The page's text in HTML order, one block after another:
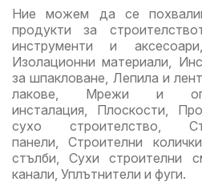
Ние можем да се
продукти за
инструменти и
Изолационни материали,
за шпакловане, Лепила и
лакове, Мрежи и
инсталация, Плоскости,
сухо строителство,
панели, Строителни
стълби, Сухи строителни
канали, Уплътнители и фуги.